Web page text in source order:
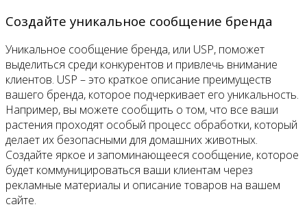
Создайте уникальное сообщение бренда
Уникальное сообщение бренда, или USP, поможет
выделиться среди конкурентов и привлечь внимание
клиентов. USP – это краткое описание преимуществ
вашего бренда, которое подчеркивает его уникальность.
Например, вы можете сообщить о том, что все ваши
растения проходят особый процесс обработки, который
делает их безопасными для домашних животных.
Создайте яркое и запоминающееся сообщение, которое
будет коммуницироваться ваши клиентам через
рекламные материалы и описание товаров на вашем
сайте.